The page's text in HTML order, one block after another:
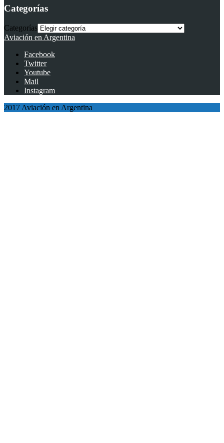
Categorías
Categorías
Aviación en Argentina
Facebook
Twitter
Youtube
Mail
Instagram
2017 Aviación en Argentina